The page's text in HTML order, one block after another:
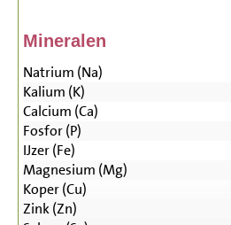
Mineralen
Natrium (Na)
Kalium (K)
Calcium (Ca)
Fosfor (P)
IJzer (Fe)
Magnesium (Mg)
Koper (Cu)
Zink (Zn)